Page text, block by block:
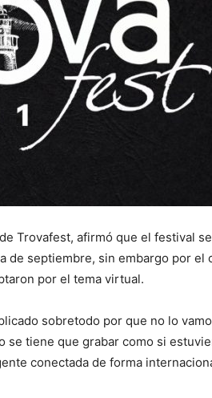
Trovafest, afirmó que el festival
de septiembre, sin embargo por el
por el tema virtual.
sobretodo por que no lo
tiene que grabar como si
conectada de forma